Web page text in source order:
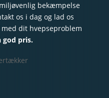
bekæmpelse
os i dag og lad os
dit hvepseproblem
pris.